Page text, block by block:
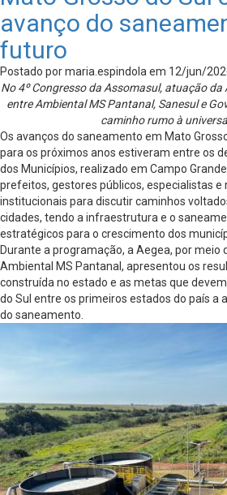
avanço do
futuro
Postado por maria.espindola em 12/jun/
No 4º Congresso da Assomasul, atuação
entre Ambiental MS Pantanal, Sanesul e
caminho rumo à
Os avanços do saneamento em Mato
para os próximos anos estiveram entre os
dos Municípios, realizado em Campo
prefeitos, gestores públicos, especialistas e
institucionais para discutir caminhos
cidades, tendo a infraestrutura e o
estratégicos para o crescimento dos
Durante a programação, a Aegea, por meio
Ambiental MS Pantanal, apresentou os
construída no estado e as metas que
do Sul entre os primeiros estados do país a
do saneamento.